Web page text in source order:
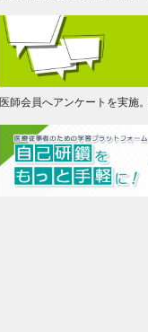
医師会員へアンケートを実施